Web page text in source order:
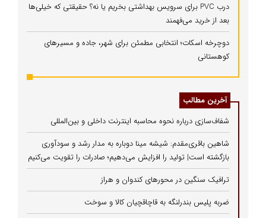
درب PVC برای سرویس بهداشتی بخریم یا نه؟ حقیقتی که خیلی‌ها
بعد از خرید می‌فهمند
دوچرخه اسکات؛ انتخابی مطمئن برای شهر، جاده و مسیرهای
کوهستانی
آخرین مطالب
شفاف‌سازی درباره نحوه محاسبه اینترنت داخلی و بین‌المللی
شاهین باقری‌مقدم: شیشه مینا دوباره به مدار رشد و سودآوری
بازگشته است| تولید را افزایش می‌دهیم؛ صادرات را تقویت می‌کنیم
ترافیک سنگین در محورهای کندوان و هراز
ضربه پلیس بندرلنگه به قاچاقچیان کالا و سوخت